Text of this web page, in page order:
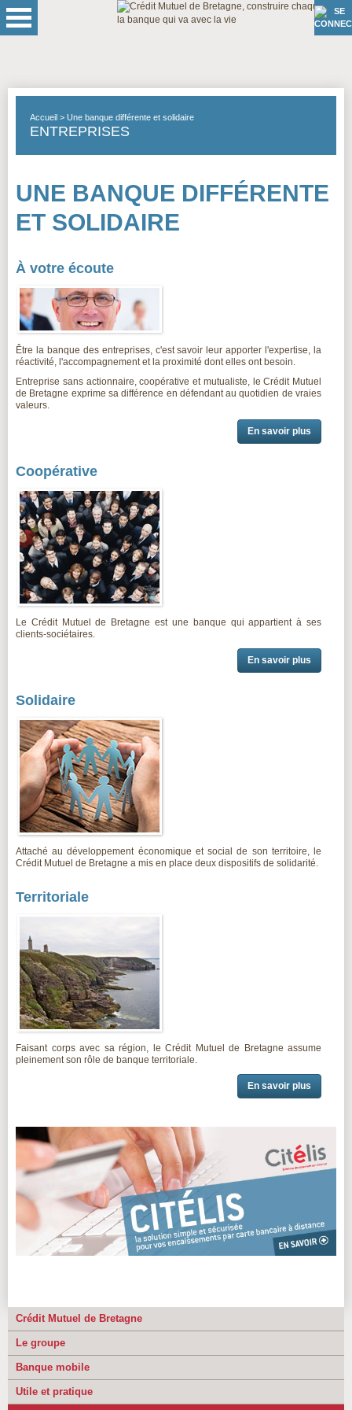
Accueil Une banque différente et solidaire
ENTREPRISES
UNE BANQUE DIFFÉRENTE
ET SOLIDAIRE
À votre écoute
Être la banque des entreprises, c'est savoir leur apporter l'expertise, la
réactivité, l'accompagnement et la proximité dont elles ont besoin.
Entreprise sans actionnaire, coopérative et mutualiste, le Crédit Mutuel
de Bretagne exprime sa différence en défendant au quotidien de vraies
valeurs.
En savoir plus
Coopérative
Le Crédit Mutuel de Bretagne est une banque qui appartient à ses
clients-sociétaires.
En savoir plus
Solidaire
Attaché au développement économique et social de son territoire, le
Crédit Mutuel de Bretagne a mis en place deux dispositifs de solidarité.
Territoriale
Faisant corps avec sa région, le Crédit Mutuel de Bretagne assume
pleinement son rôle de banque territoriale.
En savoir plus
Crédit Mutuel de Bretagne
Le groupe
Banque mobile
Utile et pratique